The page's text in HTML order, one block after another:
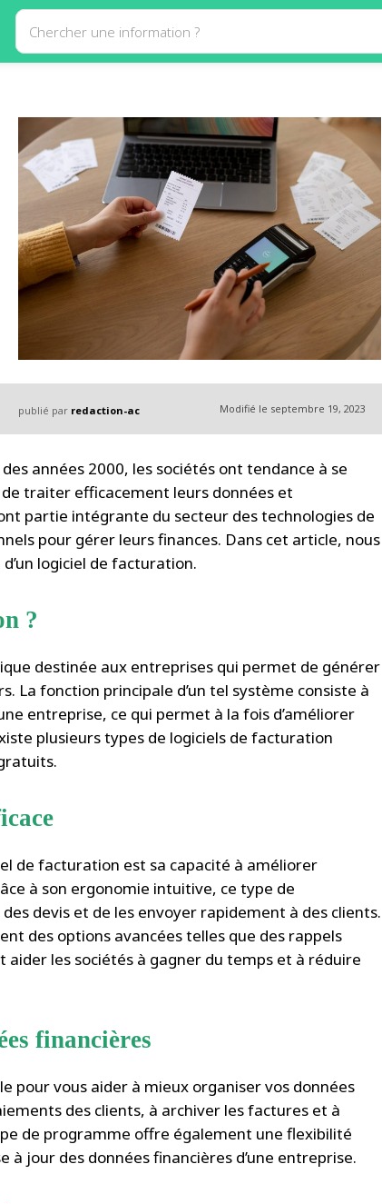
Chercher une information ?
publié par redaction-ac Modifié le septembre 19, 2023
années 2000, les sociétés ont tendance à se
traiter efficacement leurs données et
partie intégrante du secteur des technologies de
pour gérer leurs finances. Dans cet article, nous
logiciel de facturation.
?
destinée aux entreprises qui permet de générer
La fonction principale d’un tel système consiste à
entreprise, ce qui permet à la fois d’améliorer
plusieurs types de logiciels de facturation
de facturation est sa capacité à améliorer
à son ergonomie intuitive, ce type de
devis et de les envoyer rapidement à des clients.
des options avancées telles que des rappels
les sociétés à gagner du temps et à réduire
financières
vous aider à mieux organiser vos données
des clients, à archiver les factures et à
de programme offre également une flexibilité
à jour des données financières d’une entreprise.